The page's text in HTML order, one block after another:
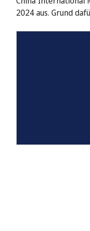
2024 aus. Grund